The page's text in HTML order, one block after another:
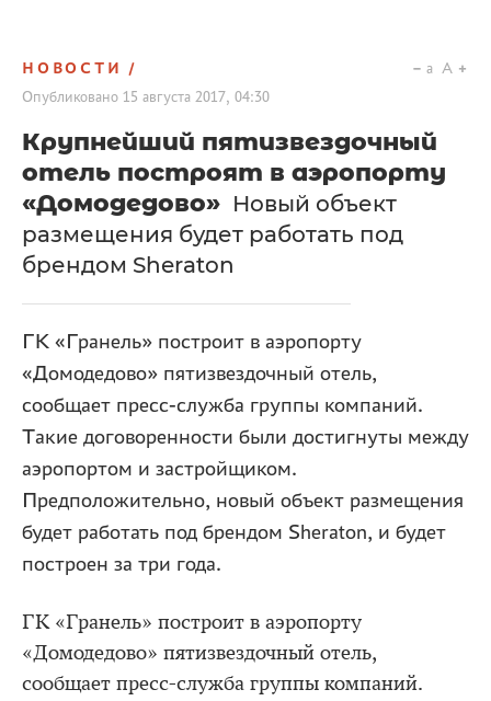
НОВОСТИ
Опубликовано 15 августа 2017, 04:30
a A
Крупнейший пятизвездочный
отель построят в аэропорту
«Домодедово» Новый объект
размещения будет работать под
брендом Sheraton
ГК «Гранель» построит в аэропорту
«Домодедово» пятизвездочный отель,
сообщает пресс-служба группы компаний.
Такие договоренности были достигнуты между
аэропортом и застройщиком.
Предположительно, новый объект размещения
будет работать под брендом Sheraton, и будет
построен за три года.
ГК «Гранель» построит в аэропорту
«Домодедово» пятизвездочный отель,
сообщает пресс-служба группы компаний.